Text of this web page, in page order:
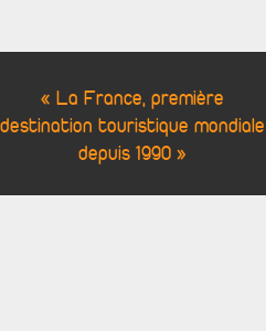
« La France, première
destination touristique mondiale
depuis 1990 »